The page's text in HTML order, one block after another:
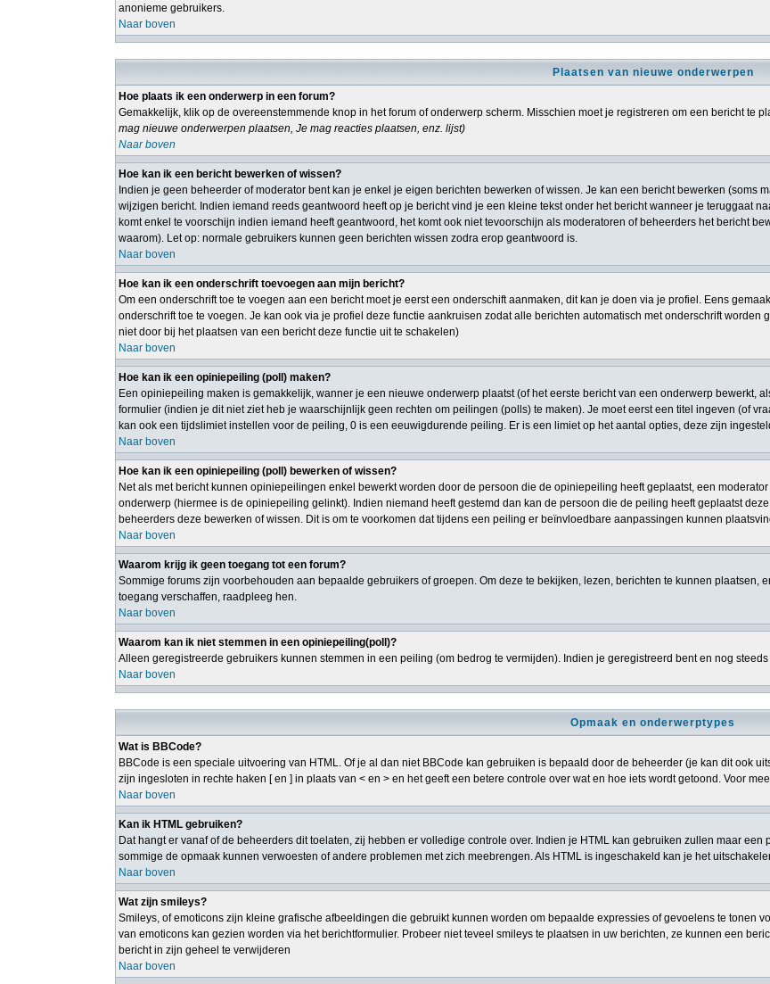
anonieme gebruikers.
Naar boven
Plaatsen van nieuwe onderwerpen
Hoe plaats ik een onderwerp in een forum?
Gemakkelijk, klik op de overeenstemmende knop in het forum of onderwerp scherm. Misschien moet je registreren om een bericht te
mag nieuwe onderwerpen plaatsen, Je mag reacties plaatsen, enz. lijst)
Naar boven
Hoe kan ik een bericht bewerken of wissen?
Indien je geen beheerder of moderator bent kan je enkel je eigen berichten bewerken of wissen. Je kan een bericht bewerken (soms
wijzigen bericht. Indien iemand reeds geantwoord heeft op je bericht vind je een kleine tekst onder het bericht wanneer je teruggaat
komt enkel te voorschijn indien iemand heeft geantwoord, het komt ook niet tevoorschijn als moderatoren of beheerders het bericht
waarom). Let op: normale gebruikers kunnen geen berichten wissen zodra erop geantwoord is.
Naar boven
Hoe kan ik een onderschrift toevoegen aan mijn bericht?
Om een onderschrift toe te voegen aan een bericht moet je eerst een onderschift aanmaken, dit kan je doen via je profiel. Eens
onderschrift toe te voegen. Je kan ook via je profiel deze functie aankruisen zodat alle berichten automatisch met onderschrift
niet door bij het plaatsen van een bericht deze functie uit te schakelen)
Naar boven
Hoe kan ik een opiniepeiling (poll) maken?
Een opiniepeiling maken is gemakkelijk, wanner je een nieuwe onderwerp plaatst (of het eerste bericht van een onderwerp bewerkt,
formulier (indien je dit niet ziet heb je waarschijnlijk geen rechten om peilingen (polls) te maken). Je moet eerst een titel ingeven (of
kan ook een tijdslimiet instellen voor de peiling, 0 is een eeuwigdurende peiling. Er is een limiet op het aantal opties, deze zijn
Naar boven
Hoe kan ik een opiniepeiling (poll) bewerken of wissen?
Net als met bericht kunnen opiniepeilingen enkel bewerkt worden door de persoon die de opiniepeiling heeft geplaatst, een
onderwerp (hiermee is de opiniepeiling gelinkt). Indien niemand heeft gestemd dan kan de persoon die de peiling heeft geplaatst
beheerders deze bewerken of wissen. Dit is om te voorkomen dat tijdens een peiling er beïnvloedbare aanpassingen kunnen
Naar boven
Waarom krijg ik geen toegang tot een forum?
Sommige forums zijn voorbehouden aan bepaalde gebruikers of groepen. Om deze te bekijken, lezen, berichten te kunnen
toegang verschaffen, raadpleeg hen.
Naar boven
Waarom kan ik niet stemmen in een opiniepeiling(poll)?
Alleen geregistreerde gebruikers kunnen stemmen in een peiling (om bedrog te vermijden). Indien je geregistreerd bent en nog
Naar boven
Opmaak en onderwerptypes
Wat is BBCode?
BBCode is een speciale uitvoering van HTML. Of je al dan niet BBCode kan gebruiken is bepaald door de beheerder (je kan dit ook
zijn ingesloten in rechte haken [ en ] in plaats van < en > en het geeft een betere controle over wat en hoe iets wordt getoond. Voor
Naar boven
Kan ik HTML gebruiken?
Dat hangt er vanaf of de beheerders dit toelaten, zij hebben er volledige controle over. Indien je HTML kan gebruiken zullen maar een
sommige de opmaak kunnen verwoesten of andere problemen met zich meebrengen. Als HTML is ingeschakeld kan je het
Naar boven
Wat zijn smileys?
Smileys, of emoticons zijn kleine grafische afbeeldingen die gebruikt kunnen worden om bepaalde expressies of gevoelens te tonen
van emoticons kan gezien worden via het berichtformulier. Probeer niet teveel smileys te plaatsen in uw berichten, ze kunnen een
bericht in zijn geheel te verwijderen
Naar boven